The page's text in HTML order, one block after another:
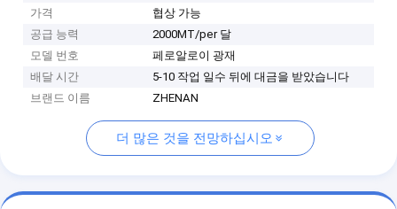
가격
협상 가능
공급 능력
2000MT/per 달
모델 번호
페로알로이 광재
배달 시간
5-10 작업 일수 뒤에 대금을 받았습니다
브랜드 이름
ZHENAN
더 많은 것을 전망하십시오